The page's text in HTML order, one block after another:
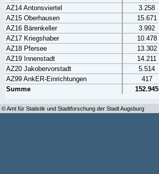
AZ14 Antonsviertel
3.258
AZ15 Oberhausen
15.671
AZ16 Bärenkeller
3.992
AZ17 Kriegshaber
10.478
AZ18 Pfersee
13.302
AZ19 Innenstadt
14.211
AZ20 Jakobervorstadt
5.514
AZ99 AnkER-Einrichtungen
417
Summe
152.945
© Amt für Statistik und Stadtforschung der Stadt Augsburg